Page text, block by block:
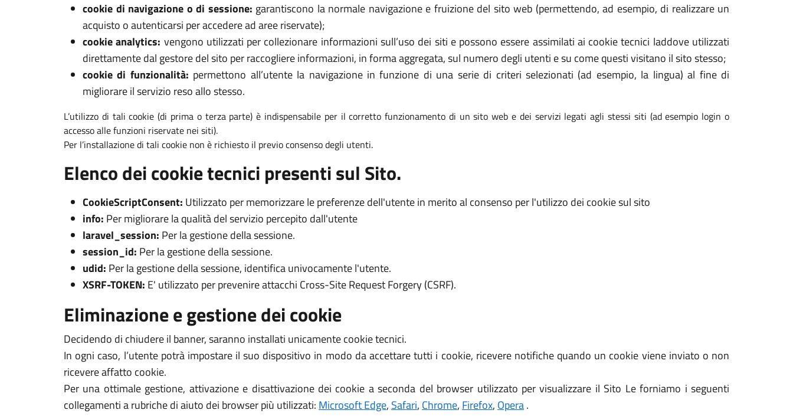
cookie di navigazione o di sessione: garantiscono la normale navigazione e fruizione del sito web (permettendo, ad esempio, di realizzare un
acquisto o autenticarsi per accedere ad aree riservate);
cookie analytics: vengono utilizzati per collezionare informazioni sull’uso dei siti e possono essere assimilati ai cookie tecnici laddove utilizzati
direttamente dal gestore del sito per raccogliere informazioni, in forma aggregata, sul numero degli utenti e su come questi visitano il sito stesso;
cookie di funzionalità: permettono all’utente la navigazione in funzione di una serie di criteri selezionati (ad esempio, la lingua) al fine di
migliorare il servizio reso allo stesso.
L’utilizzo di tali cookie (di prima o terza parte) è indispensabile per il corretto funzionamento di un sito web e dei servizi legati agli stessi siti (ad esempio login o
accesso alle funzioni riservate nei siti).
Per l’installazione di tali cookie non è richiesto il previo consenso degli utenti.
Elenco dei cookie tecnici presenti sul Sito.
CookieScriptConsent: Utilizzato per memorizzare le preferenze dell'utente in merito al consenso per l'utilizzo dei cookie sul sito
info: Per migliorare la qualità del servizio percepito dall'utente
laravel_session: Per la gestione della sessione.
session_id: Per la gestione della sessione.
udid: Per la gestione della sessione, identifica univocamente l'utente.
XSRF-TOKEN: E' utilizzato per prevenire attacchi Cross-Site Request Forgery (CSRF).
Eliminazione e gestione dei cookie
Decidendo di chiudere il banner, saranno installati unicamente cookie tecnici.
In ogni caso, l’utente potrà impostare il suo dispositivo in modo da accettare tutti i cookie, ricevere notifiche quando un cookie viene inviato o non
ricevere affatto cookie.
Per una ottimale gestione, attivazione e disattivazione dei cookie a seconda del browser utilizzato per visualizzare il Sito Le forniamo i seguenti
collegamenti a rubriche di aiuto dei browser più utilizzati: Microsoft Edge, Safari, Chrome, Firefox, Opera.